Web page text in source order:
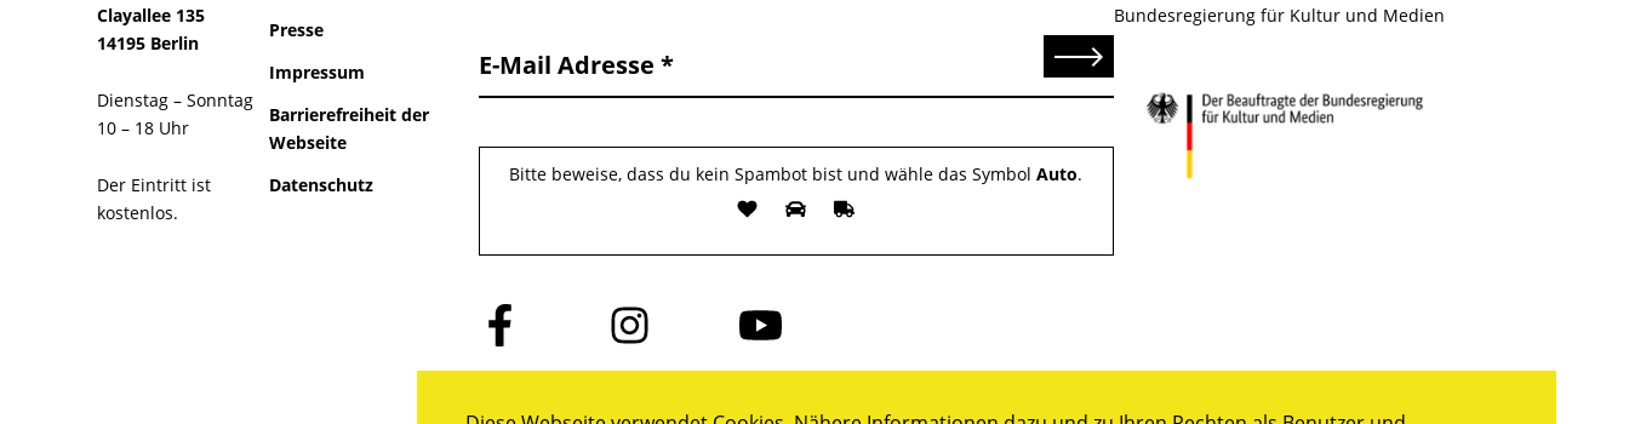
Clayallee 135
14195 Berlin
Dienstag – Sonntag
10 – 18 Uhr
Der Eintritt ist
kostenlos.
Presse
Impressum
Barrierefreiheit der
Webseite
Datenschutz
E-Mail Adresse Senden
Bitte beweise, dass du kein Spambot bist und wähle das Symbol Auto.
Folge
uns
auf
Folge
uns
auf
Folge
uns
auf
Bundesregierung für Kultur und Medien